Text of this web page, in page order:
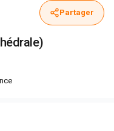
Partager